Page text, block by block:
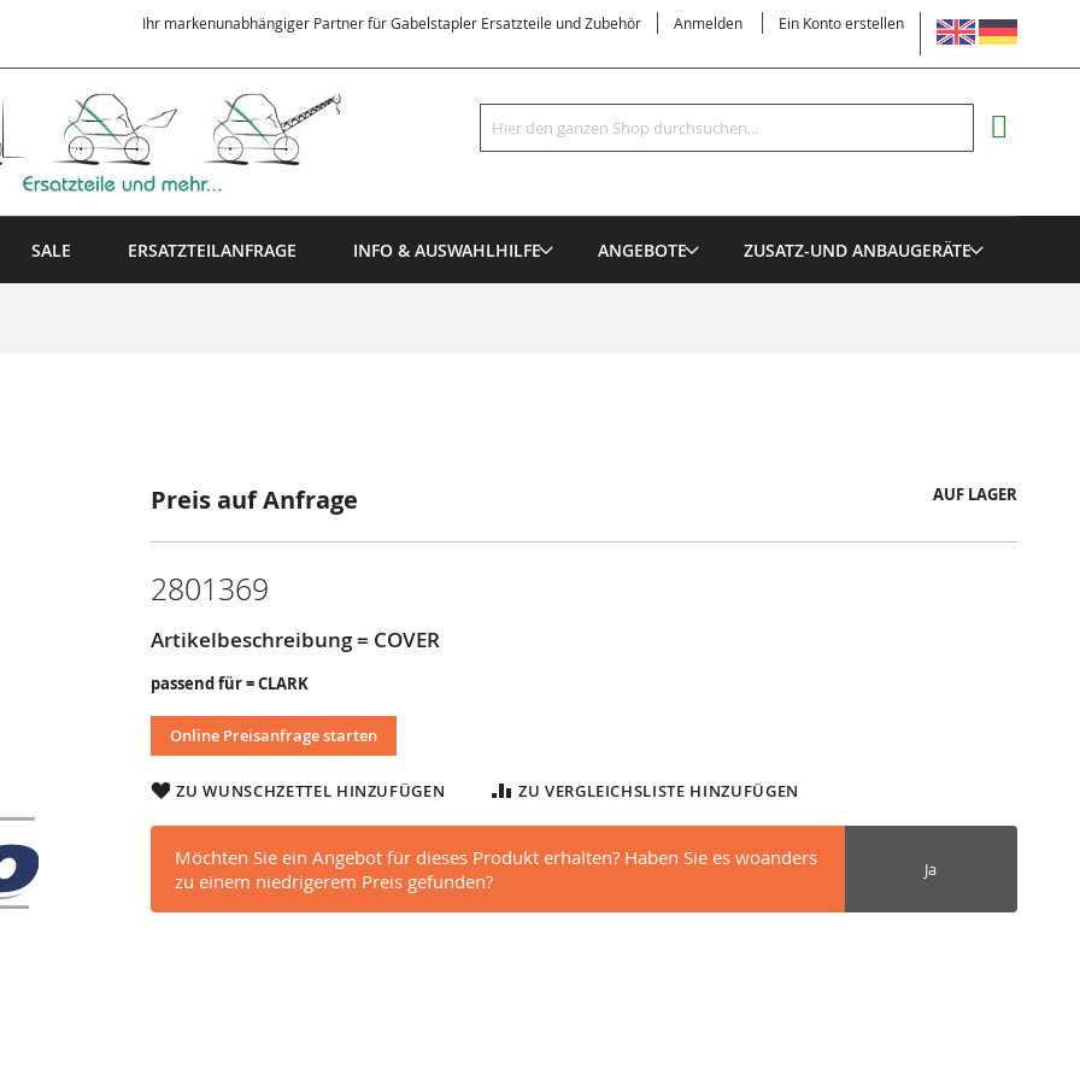
SPRACHE
Ihr markenunabhängiger Partner für Gabelstapler Ersatzteile und Zubehör Anmelden Ein Konto erstellen
Suche
Suche
SALE ERSATZTEILANFRAGE INFO & AUSWAHLHILFE ANGEBOTE ZUSATZ-UND ANBAUGERÄTE
Preis auf Anfrage AUF LAGER
2801369
Artikelbeschreibung = COVER
passend für = CLARK
Online Preisanfrage starten
ZU WUNSCHZETTEL HINZUFÜGEN ZU VERGLEICHSLISTE HINZUFÜGEN
Möchten Sie ein Angebot für dieses Produkt erhalten? Haben Sie es woanders
zu einem niedrigerem Preis gefunden?
Ja